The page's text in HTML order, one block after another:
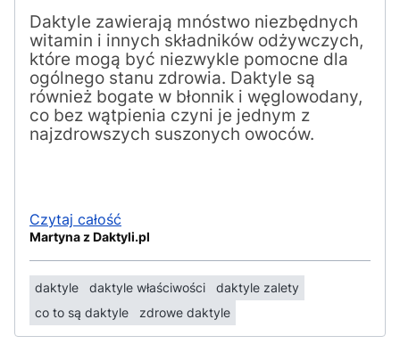
Daktyle zawierają mnóstwo niezbędnych
witamin i innych składników odżywczych,
które mogą być niezwykle pomocne dla
ogólnego stanu zdrowia. Daktyle są
również bogate w błonnik i węglowodany,
co bez wątpienia czyni je jednym z
najzdrowszych suszonych owoców.
Czytaj całość
Martyna z Daktyli.pl
daktyle daktyle właściwości
daktyle zalety
co to są daktyle
zdrowe daktyle